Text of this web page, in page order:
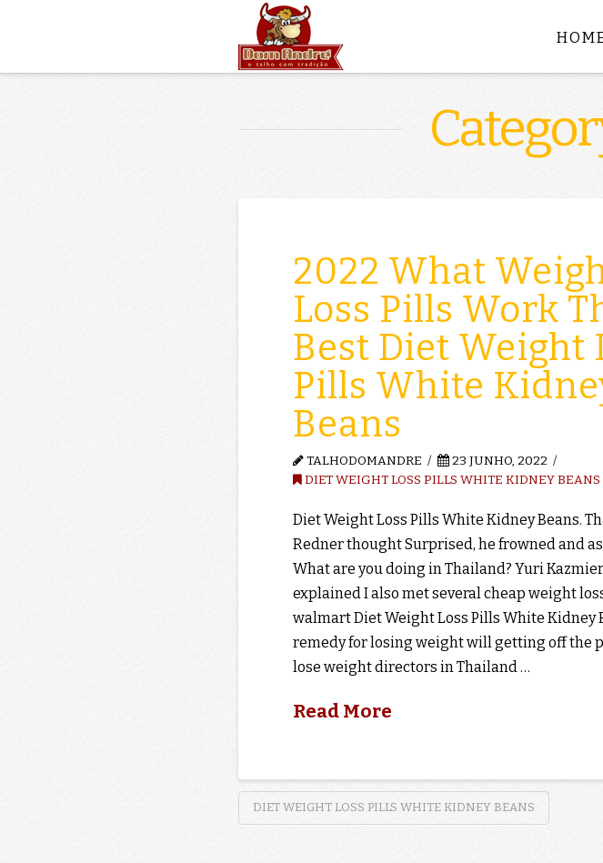
2022 What
Loss Pills Work
Best Diet Weight
Pills White
Beans
TALHODOMANDRE
23 JUNHO, 2022
DIET WEIGHT LOSS PILLS WHITE KIDNEY BEANS
Diet Weight Loss Pills White Kidney Beans.
Redner thought Surprised, he frowned and
What are you doing in Thailand? Yuri
explained I also met several cheap weight
walmart Diet Weight Loss Pills White Kidney
remedy for losing weight will getting off the
lose weight directors in Thailand …
Read More
DIET WEIGHT LOSS PILLS WHITE KIDNEY BEANS